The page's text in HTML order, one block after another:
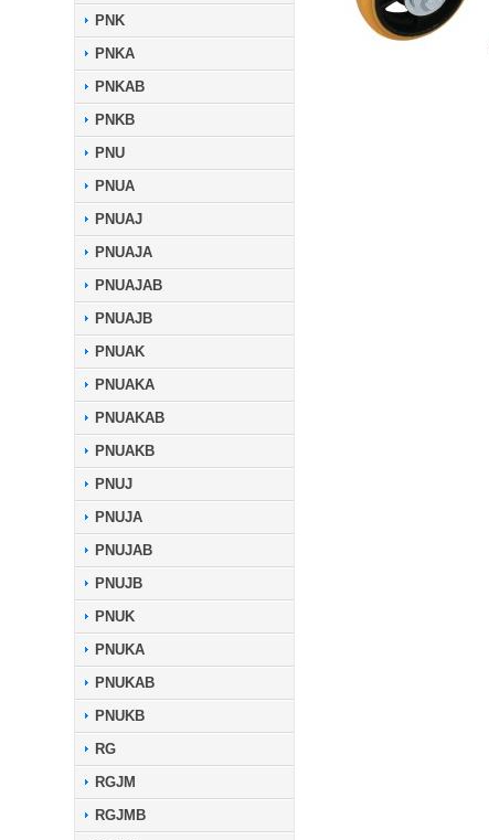
PNK
PNKA
PNKAB
PNKB
PNU
PNUA
PNUAJ
PNUAJA
PNUAJAB
PNUAJB
PNUAK
PNUAKA
PNUAKAB
PNUAKB
PNUJ
PNUJA
PNUJAB
PNUJB
PNUK
PNUKA
PNUKAB
PNUKB
RG
RGJM
RGJMB